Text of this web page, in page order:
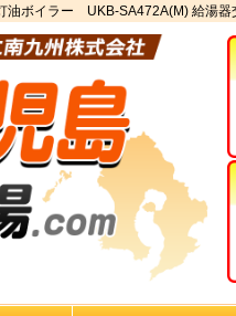
ボイラー UKB-SA472A(M) 給湯器